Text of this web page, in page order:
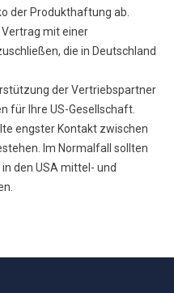
der Produkthaftung ab.
Vertrag mit einer
die in Deutschland
der Vertriebspartner
für Ihre US-Gesellschaft.
engster Kontakt zwischen
Im Normalfall sollten
den USA mittel- und